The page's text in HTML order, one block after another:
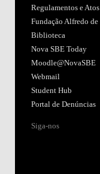
Regulamentos e
Fundação Alfredo de
Biblioteca
Nova SBE Today
Moodle@NovaSBE
Webmail
Student Hub
Portal de Denúncias
Siga-nos